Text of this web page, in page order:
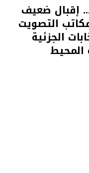
إقبال ضعيف
التصويت
الجزئية
المحيط